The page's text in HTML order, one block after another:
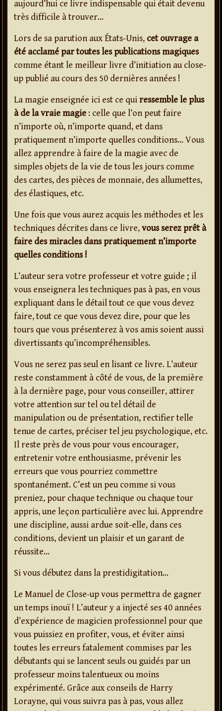
aujourd’hui ce livre indispensable qui était devenu
très difficile à trouver…
Lors de sa parution aux États-Unis, cet ouvrage a
été acclamé par toutes les publications magiques
comme étant le meilleur livre d’initiation au close-
up publié au cours des 50 dernières années !
La magie enseignée ici est ce quiressemble le plus
à de la vraie magie : celle que l’on peut faire
n’importe où, n’importe quand, et dans
pratiquement n’importe quelles conditions… Vous
allez apprendre à faire de la magie avec de
simples objets de la vie de tous les jours comme
des cartes, des pièces de monnaie, des allumettes,
des élastiques, etc.
Une fois que vous aurez acquis les méthodes et les
techniques décrites dans ce livre,vous serez prêt à
faire des miracles dans pratiquement n’importe
quelles conditions !
L’auteur sera votre professeur et votre guide ; il
vous enseignera les techniques pas à pas, en vous
expliquant dans le détail tout ce que vous devez
faire, tout ce que vous devez dire, pour que les
tours que vous présenterez à vos amis soient aussi
divertissants qu’incompréhensibles.
Vous ne serez pas seul en lisant ce livre. L’auteur
reste constamment à côté de vous, de la première
à la dernière page, pour vous conseiller, attirer
votre attention sur tel ou tel détail de
manipulation ou de présentation, rectifier telle
tenue de cartes, préciser tel jeu psychologique, etc.
Il reste près de vous pour vous encourager,
entretenir votre enthousiasme, prévenir les
erreurs que vous pourriez commettre
spontanément. C’est un peu comme si vous
preniez, pour chaque technique ou chaque tour
appris, une leçon particulière avec lui. Apprendre
une discipline, aussi ardue soit-elle, dans ces
conditions, devient un plaisir et un garant de
réussite…
Si vous débutez dans la prestidigitation…
Le Manuel de Close-up vous permettra de gagner
un temps inouï ! L’auteur y a injecté ses 40 années
d’expérience de magicien professionnel pour que
vous puissiez en profiter, vous, et éviter ainsi
toutes les erreurs fatalement commises par les
débutants qui se lancent seuls ou guidés par un
professeur moins talentueux ou moins
expérimenté. Grâce aux conseils de Harry
Lorayne, qui vous suivra pas à pas, vous allez